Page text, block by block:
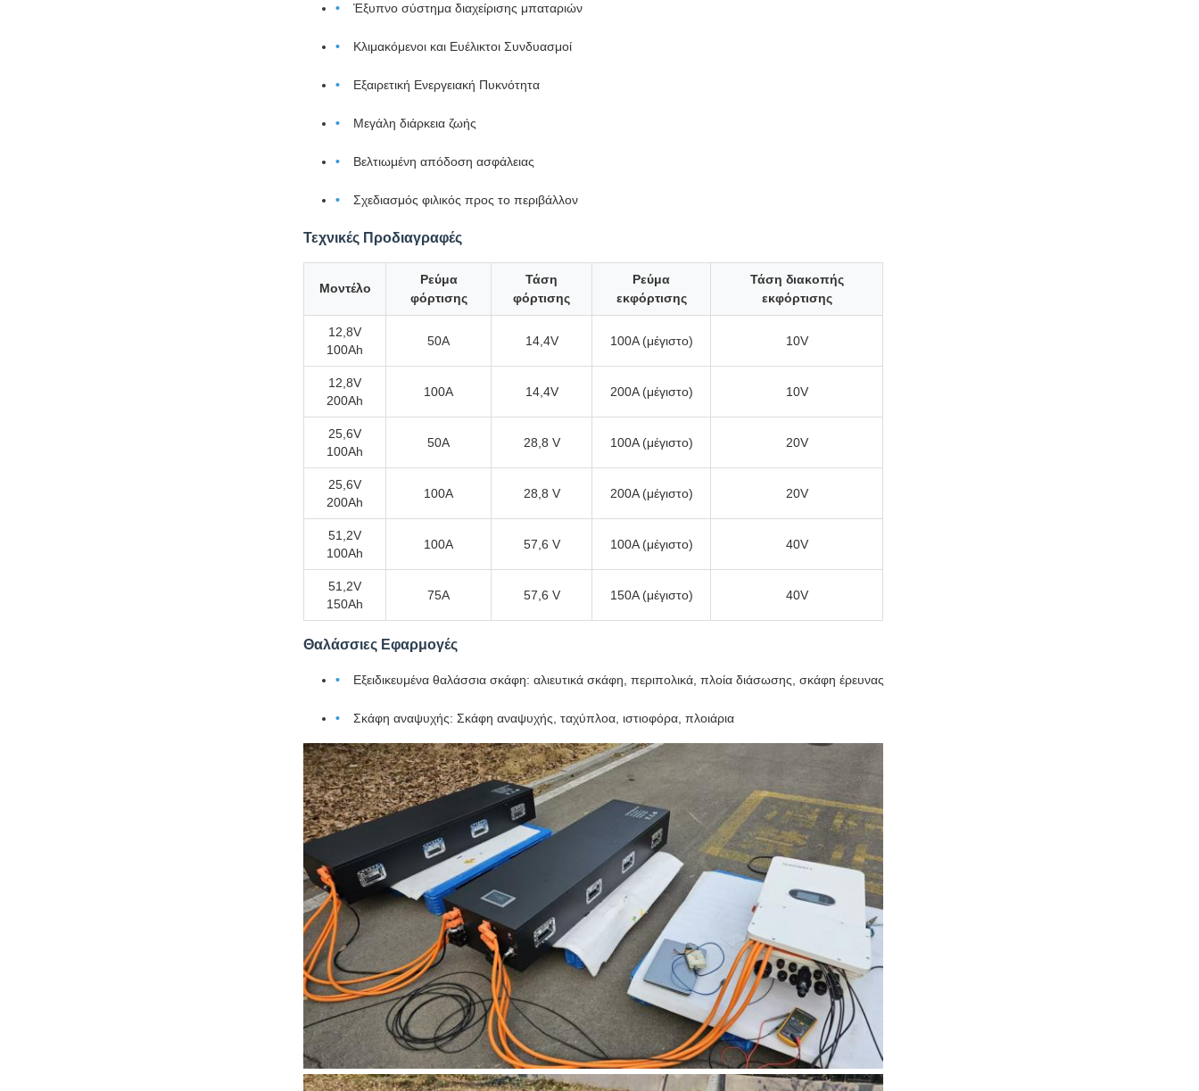
Έξυπνο σύστημα διαχείρισης μπαταριών
Κλιμακόμενοι και Ευέλικτοι Συνδυασμοί
Εξαιρετική Ενεργειακή Πυκνότητα
Μεγάλη διάρκεια ζωής
Βελτιωμένη απόδοση ασφάλειας
Σχεδιασμός φιλικός προς το περιβάλλον
Τεχνικές Προδιαγραφές
Μοντέλο
Ρεύμα
φόρτισης
Τάση
φόρτισης
Ρεύμα
εκφόρτισης
Τάση διακοπής
εκφόρτισης
12,8V
100Ah
50Α 14,4V 100A (μέγιστο) 10V
12,8V
200Ah
100Α 14,4V 200A (μέγιστο) 10V
25,6V
100Ah
50Α 28,8 V 100A (μέγιστο) 20V
25,6V
200Ah
100Α 28,8 V 200A (μέγιστο) 20V
51,2V
100Ah
100Α 57,6 V 100A (μέγιστο) 40V
51,2V
150Ah
75Α 57,6 V 150A (μέγιστο) 40V
Θαλάσσιες Εφαρμογές
Εξειδικευμένα θαλάσσια σκάφη: αλιευτικά σκάφη, περιπολικά, πλοία διάσωσης, σκάφη έρευνας
Σκάφη αναψυχής: Σκάφη αναψυχής, ταχύπλοα, ιστιοφόρα, πλοιάρια